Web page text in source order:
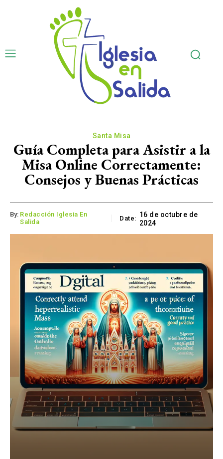
Santa Misa
Guía Completa para Asistir a la
Misa Online Correctamente:
Consejos y Buenas Prácticas
By: Redacción Iglesia En
Salida
Date: 16 de octubre de
2024